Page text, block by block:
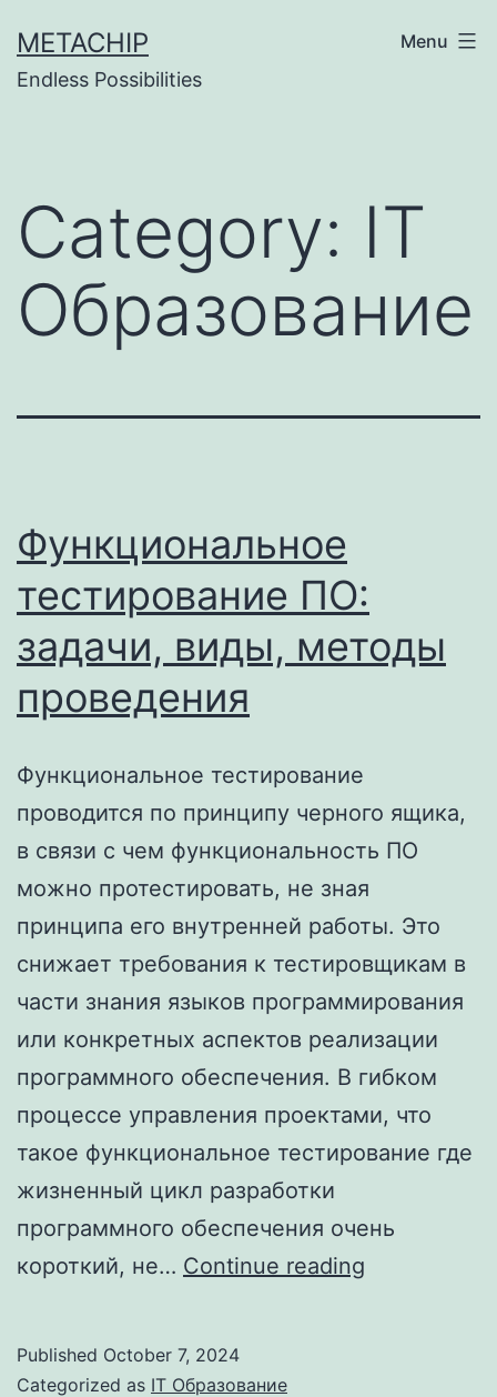
to
content
METACHIP
Endless Possibilities
Menu
Category: IT
Образование
Функциональное
тестирование ПО:
задачи, виды, методы
проведения
Функциональное тестирование
проводится по принципу черного ящика,
в связи с чем функциональность ПО
можно протестировать, не зная
принципа его внутренней работы. Это
снижает требования к тестировщикам в
части знания языков программирования
или конкретных аспектов реализации
программного обеспечения. В гибком
процессе управления проектами, что
такое функциональное тестирование где
жизненный цикл разработки
программного обеспечения очень
короткий, не… Continue reading
Published October 7, 2024
Categorized as IT Образование